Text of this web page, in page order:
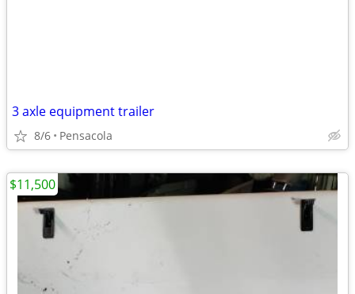
3 axle equipment trailer
8/6 Pensacola
$11,500